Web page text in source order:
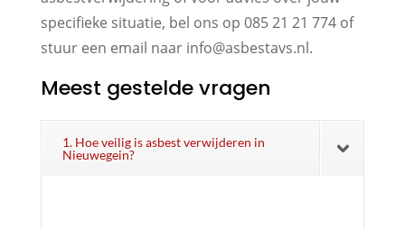
specifieke situatie, bel ons op 085 21 21 774 of
stuur een email naar info@asbestavs.nl.
Meest gestelde vragen
1. Hoe veilig is asbest verwijderen in
Nieuwegein?